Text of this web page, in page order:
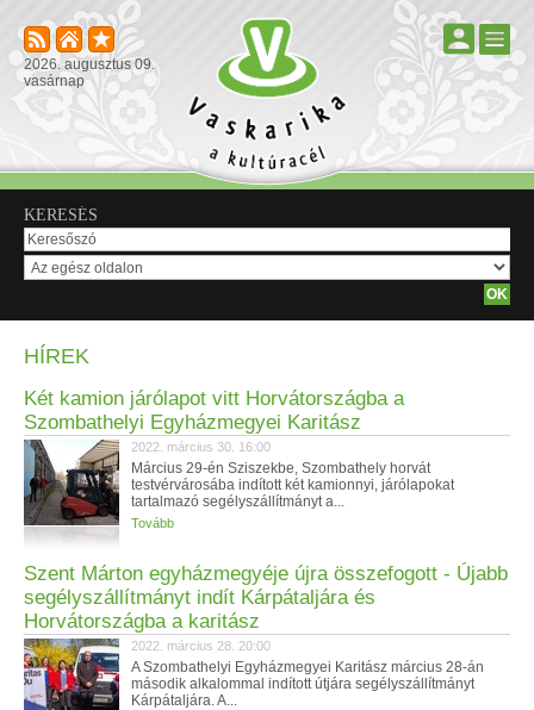
2026. augusztus 09.
vasárnap
KERESÉS
HÍREK
Két kamion járólapot vitt Horvátországba a
Szombathelyi Egyházmegyei Karitász
2022. március 30. 16:00
Március 29-én Sziszekbe, Szombathely horvát
testvérvárosába indított két kamionnyi, járólapokat
tartalmazó segélyszállítmányt a...
Tovább
Szent Márton egyházmegyéje újra összefogott - Újabb
segélyszállítmányt indít Kárpátaljára és
Horvátországba a karitász
2022. március 28. 20:00
A Szombathelyi Egyházmegyei Karitász március 28-án
második alkalommal indított útjára segélyszállítmányt
Kárpátaljára. A...